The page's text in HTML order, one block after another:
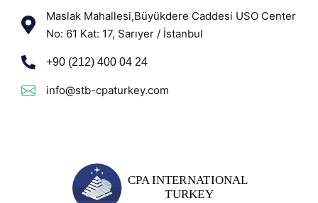
Maslak Mahallesi,Büyükdere Caddesi USO Center
No: 61 Kat: 17, Sarıyer / İstanbul
+90 (212) 400 04 24
info@stb-cpaturkey.com